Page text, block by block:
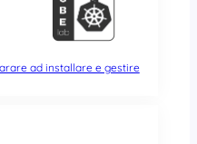
ad installare e gestire